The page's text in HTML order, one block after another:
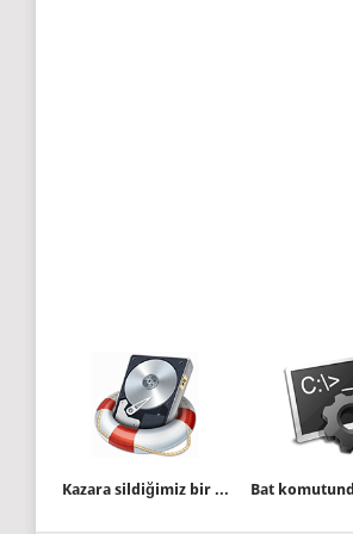
Kazara sildiğimiz bir dosyayı kurtaralım